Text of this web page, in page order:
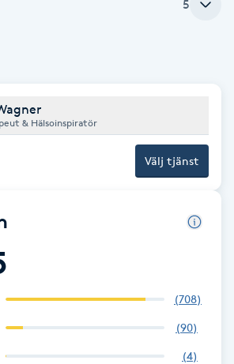
5
& Hälsoinspiratör
Välj tjänst
(708)
(90)
(4)